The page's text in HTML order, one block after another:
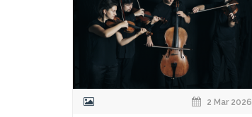
2 Mar 2026